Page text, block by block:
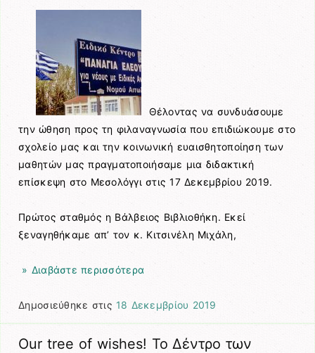
Θέλοντας να συνδυάσουμε
την ώθηση προς τη φιλαναγνωσία που επιδιώκουμε στο
σχολείο μας και την κοινωνική ευαισθητοποίηση των
μαθητών μας πραγματοποιήσαμε μια διδακτική
επίσκεψη στο Μεσολόγγι στις 17 Δεκεμβρίου 2019.
Πρώτος σταθμός η Βάλβειος Βιβλιοθήκη. Εκεί
ξεναγηθήκαμε απ’ τον κ. Κιτσινέλη Μιχάλη,
» Διαβάστε περισσότερα
Δημοσιεύθηκε στις 18 Δεκεμβρίου 2019
Our tree of wishes! Το Δέντρο των